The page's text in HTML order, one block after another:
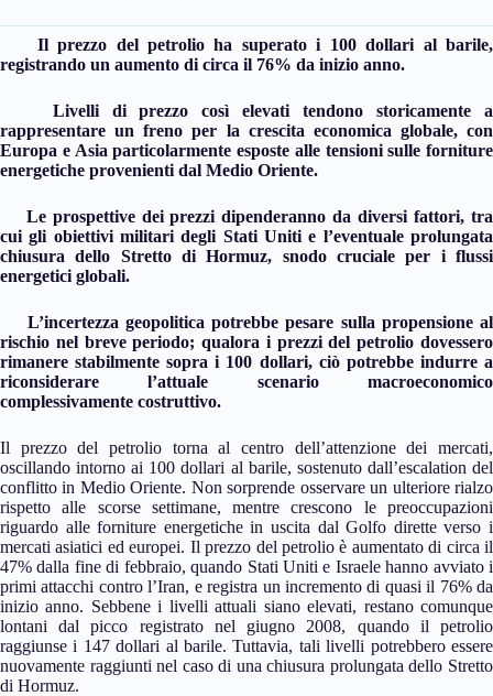
Il prezzo del petrolio ha superato i 100 dollari al barile,
registrando un aumento di circa il 76% da inizio anno.
Livelli di prezzo così elevati tendono storicamente a
rappresentare un freno per la crescita economica globale, con
Europa e Asia particolarmente esposte alle tensioni sulle forniture
energetiche provenienti dal Medio Oriente.
Le prospettive dei prezzi dipenderanno da diversi fattori, tra
cui gli obiettivi militari degli Stati Uniti e l’eventuale prolungata
chiusura dello Stretto di Hormuz, snodo cruciale per i flussi
energetici globali.
L’incertezza geopolitica potrebbe pesare sulla propensione al
rischio nel breve periodo; qualora i prezzi del petrolio dovessero
rimanere stabilmente sopra i 100 dollari, ciò potrebbe indurre a
riconsiderare l’attuale scenario macroeconomico
complessivamente costruttivo.
Il prezzo del petrolio torna al centro dell’attenzione dei mercati,
oscillando intorno ai 100 dollari al barile, sostenuto dall’escalation del
conflitto in Medio Oriente. Non sorprende osservare un ulteriore rialzo
rispetto alle scorse settimane, mentre crescono le preoccupazioni
riguardo alle forniture energetiche in uscita dal Golfo dirette verso i
mercati asiatici ed europei. Il prezzo del petrolio è aumentato di circa il
47% dalla fine di febbraio, quando Stati Uniti e Israele hanno avviato i
primi attacchi contro l’Iran, e registra un incremento di quasi il 76% da
inizio anno. Sebbene i livelli attuali siano elevati, restano comunque
lontani dal picco registrato nel giugno 2008, quando il petrolio
raggiunse i 147 dollari al barile. Tuttavia, tali livelli potrebbero essere
nuovamente raggiunti nel caso di una chiusura prolungata dello Stretto
di Hormuz.